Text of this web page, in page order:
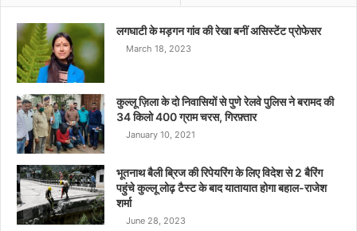
लगघाटी के मड़गन गांव की रेखा बनीं असिस्टेंट प्रोफेसर
March 18, 2023
कुल्लू ज़िला के दो निवासियों से पुणे रेलवे पुलिस ने बरामद की
34 किलो 400 ग्राम चरस, गिरफ़्तार
January 10, 2021
भूतनाथ बैली ब्रिज की रिपेयरिंग के लिए विदेश से 2 बैरिंग
पहुंचे कुल्लू लोढ़ टैस्ट के बाद यातायात होगा बहाल-राजेश
शर्मा
June 28, 2023